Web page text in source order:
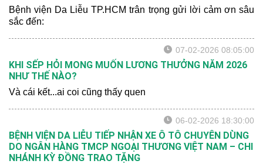
Bệnh viện Da Liễu TP.HCM trân trọng gửi lời cảm ơn sâu
sắc đến:
07-02-2026 08:05:00
KHI SẾP HỎI MONG MUỐN LƯƠNG THƯỞNG NĂM 2026
NHƯ THẾ NÀO?
Và cái kết...ai coi cũng thấy quen
06-02-2026 18:30:00
BỆNH VIỆN DA LIỄU TIẾP NHẬN XE Ô TÔ CHUYÊN DÙNG
DO NGÂN HÀNG TMCP NGOẠI THƯƠNG VIỆT NAM – CHI
NHÁNH KỲ ĐỒNG TRAO TẶNG